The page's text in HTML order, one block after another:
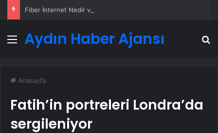
Fiber İnternet Nedir ve Ev İnterneti Nasıl Seçilir
Menü
Aydın Haber Ajansı
Anasayfa
Fatih’in portreleri Londra’da
sergileniyor